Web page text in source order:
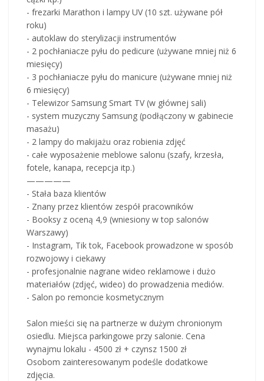
- frezarki Marathon i lampy UV (10 szt. używane pół
roku)
- autoklaw do sterylizacji instrumentów
- 2 pochłaniacze pyłu do pedicure (używane mniej niż 6
miesięcy)
- 3 pochłaniacze pyłu do manicure (używane mniej niż
6 miesięcy)
- Telewizor Samsung Smart TV (w głównej sali)
- system muzyczny Samsung (podłączony w gabinecie
masażu)
- 2 lampy do makijażu oraz robienia zdjęć
- całe wyposażenie meblowe salonu (szafy, krzesła,
fotele, kanapa, recepcja itp.)
—————
- Stała baza klientów
- Znany przez klientów zespół pracowników
- Booksy z oceną 4,9 (wniesiony w top salonów
Warszawy)
- Instagram, Tik tok, Facebook prowadzone w sposób
rozwojowy i ciekawy
- profesjonalnie nagrane wideo reklamowe i dużo
materiałów (zdjęć, wideo) do prowadzenia mediów.
- Salon po remoncie kosmetycznym
Salon mieści się na partnerze w dużym chronionym
osiedlu. Miejsca parkingowe przy salonie. Cena
wynajmu lokalu - 4500 zł + czynsz 1500 zł
Osobom zainteresowanym podeśle dodatkowe
zdjęcia.